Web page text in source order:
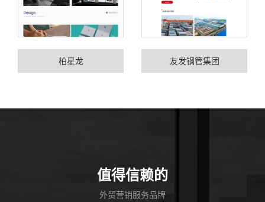
柏星龙 友发钢管集团
值得信赖的
外贸营销服务品牌